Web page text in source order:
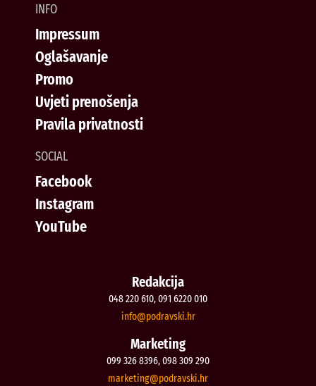
INFO
Impressum
Oglašavanje
Promo
Uvjeti prenošenja
Pravila privatnosti
SOCIAL
Facebook
Instagram
YouTube
Redakcija
048 220 610, 091 6220 010
rh.iksvardop
@ofni
Marketing
099 326 8396, 098 309 290
rh.iksvardop
@gnitekram